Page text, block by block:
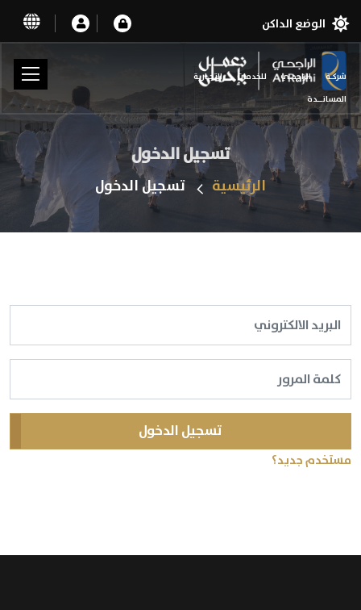
شركـة الراجحـي للخدمات التجـارية
المسانــدة
الوضع الداكن
تسجيل الدخول
الرئيسية تسجيل الدخول
تسجيل الدخول
مستخدم جديد؟